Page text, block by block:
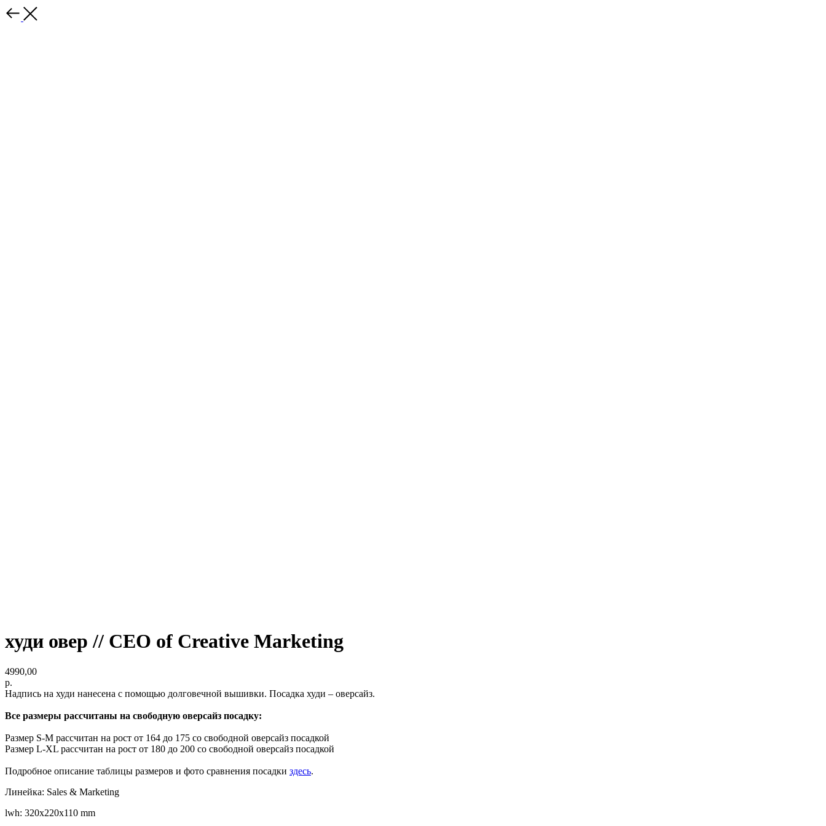
худи овер // CEO of Creative Marketing
4990,00
р.
Надпись на худи нанесена с помощью долговечной вышивки. Посадка худи – оверсайз.
Все размеры рассчитаны на свободную оверсайз посадку:
Размер S-M рассчитан на рост от 164 до 175 со свободной оверсайз посадкой
Размер L-XL рассчитан на рост от 180 до 200 со свободной оверсайз посадкой
Подробное описание таблицы размеров и фото сравнения посадки здесь.
Линейка: Sales & Marketing
lwh: 320x220x110 mm